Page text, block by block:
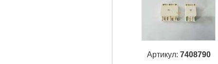
Артикул: 7408790